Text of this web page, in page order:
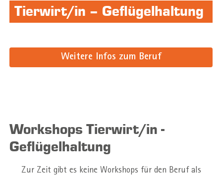
Tierwirt/in – Geflügelhaltung
Weitere Infos zum Beruf
Workshops Tierwirt/in -
Geflügelhaltung
Zur Zeit gibt es keine Workshops für den Beruf als